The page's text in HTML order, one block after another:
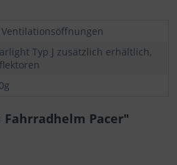
Ventilationsöffnungen
Typ J zusätzlich erhältlich,
Pacer"